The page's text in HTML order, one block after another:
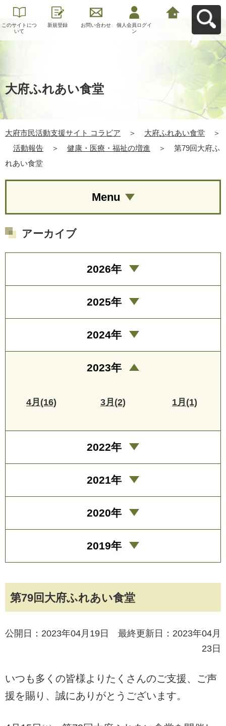
このサイトにつ
いて
新規登録 お問い合わせ
個人会員ログイ
ン
大府ふれあい食堂
大府市民活動支援サイト コラビア ＞ 大府ふれあい食堂
＞
活動報告
＞ 健康・医療・福祉の増進 ＞
第79回大府ふ
れあい食堂
第79回大府ふれあい食堂
公開日：2023年04月19日 最終更新日：2023年04月
23日
いつも多くの皆様よりたくさんのご支援、ご声
援を賜り、誠にありがとうございます。
Menu
アーカイブ
2026年
2025年
2024年
2023年
4月(16) 3月(2) 1月(1)
2022年
2021年
2020年
2019年